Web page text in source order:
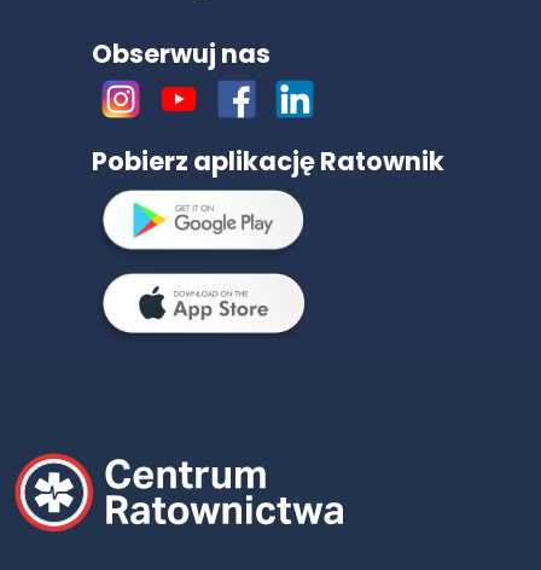
Obserwuj nas
Pobierz aplikację Ratownik